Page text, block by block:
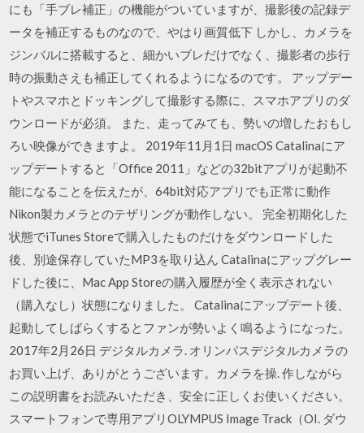
にも「手ブレ補正」の機能がついていますが、撮影後の記録デ
ータを補正するものなので、やはり画質低下 しかし、カメラを
ジンバルに搭載すると、細かいブレだけでなく、撮影者の歩行
時の振動さえも補正してくれるようになるのです。 アップデー
トやスマホとドッキングして撮影する際に、スマホアプリのダ
ウンロードが必須。 また、走ってみても、勢いの増したおもし
ろい映像ができますよ。 2019年11月1日 macOS Catalinaにア
ップデートすると「Office 2011」などの32bitアプリが起動不
能になることを伝えたが、64bit対応アプリでも正常に動作
Nikon製カメラとのテザリングが動作しない。 完全初期化した
状態でiTunes Storeで購入したものだけをダウンロードした
後、別途保存していたMP3を取り込ん Catalinaにアップグレー
ドした後に、Mac App Storeの購入履歴が全く表示されない
（購入なし）状態になりました。 Catalinaにアップデート後、
起動してしばらくするとファンが勢いよく鳴るようになった。
2017年2月26日 デジタルカメラ. オリンパスデジタルカメラの
お買い上げ、ありがとうございます。カメラを操. 作しながら
この説明書をお読みいただき、安全に正しくお使いください。
スマートフォンで専用アプリOLYMPUS Image Track（OI. ダウ